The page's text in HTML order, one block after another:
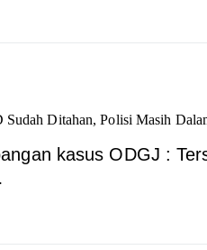
Ditahan, Polisi Masih
kasus ODGJ :